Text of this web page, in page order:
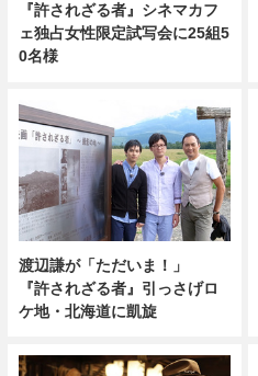
『許されざる者』シネマカフ
ェ独占女性限定試写会に25組5
0名様
渡辺謙が「ただいま！」
『許されざる者』引っさげロ
ケ地・北海道に凱旋